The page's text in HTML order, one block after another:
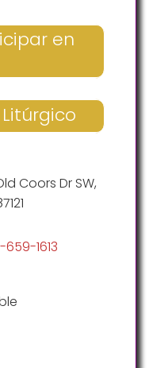
en
Coors Dr SW,
659-1613